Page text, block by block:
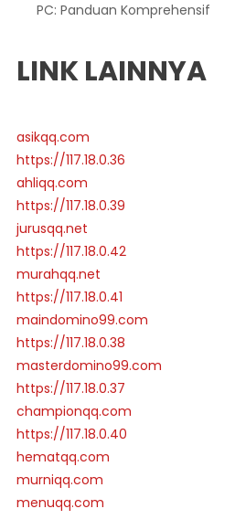
PC: Panduan Komprehensif
LINK LAINNYA
asikqq.com
https://117.18.0.36
ahliqq.com
https://117.18.0.39
jurusqq.net
https://117.18.0.42
murahqq.net
https://117.18.0.41
maindomino99.com
https://117.18.0.38
masterdomino99.com
https://117.18.0.37
championqq.com
https://117.18.0.40
hematqq.com
murniqq.com
menuqq.com